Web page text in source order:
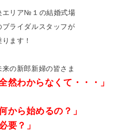
エリア№１の結婚式場
ライダルスタッフが
ます！
の新郎新婦の皆さま
然わからなくて・・・」
から始めるの？」
要？」